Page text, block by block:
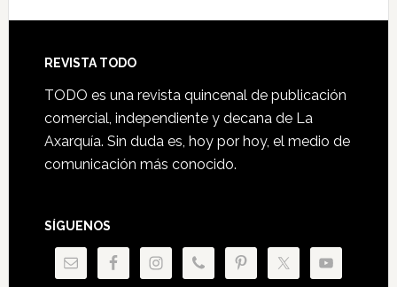
Footer
REVISTA TODO
TODO es una revista quincenal de publicación
comercial, independiente y decana de La
Axarquía. Sin duda es, hoy por hoy, el medio de
comunicación más conocido.
SÍGUENOS